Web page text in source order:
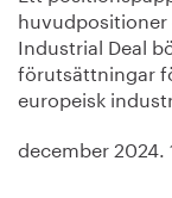
huvudpositioner
Industrial Deal
förutsättningar
europeisk
december 2024.